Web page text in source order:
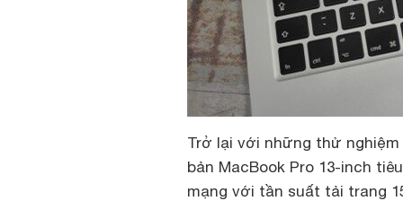
Trở lại với những thử
bản MacBook Pro 13-inch
mạng với tần suất tải trang